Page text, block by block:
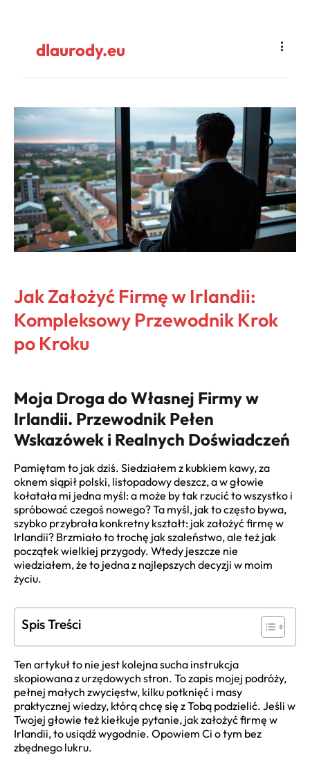
dlaurody.eu
Jak Założyć Firmę w Irlandii:
Kompleksowy Przewodnik Krok
po Kroku
Moja Droga do Własnej Firmy w
Irlandii. Przewodnik Pełen
Wskazówek i Realnych Doświadczeń
Pamiętam to jak dziś. Siedziałem z kubkiem kawy, za
oknem siąpił polski, listopadowy deszcz, a w głowie
kołatała mi jedna myśl: a może by tak rzucić to wszystko i
spróbować czegoś nowego? Ta myśl, jak to często bywa,
szybko przybrała konkretny kształt: jak założyć firmę w
Irlandii? Brzmiało to trochę jak szaleństwo, ale też jak
początek wielkiej przygody. Wtedy jeszcze nie
wiedziałem, że to jedna z najlepszych decyzji w moim
życiu.
Spis Treści
Ten artykuł to nie jest kolejna sucha instrukcja
skopiowana z urzędowych stron. To zapis mojej podróży,
pełnej małych zwycięstw, kilku potknięć i masy
praktycznej wiedzy, którą chcę się z Tobą podzielić. Jeśli w
Twojej głowie też kiełkuje pytanie, jak założyć firmę w
Irlandii, to usiądź wygodnie. Opowiem Ci o tym bez
zbędnego lukru.